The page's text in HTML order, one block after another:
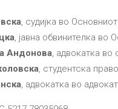
, судијка во
, јавна обвинителка во
Андонова, адвокатка
, студентска
, адвокатка во